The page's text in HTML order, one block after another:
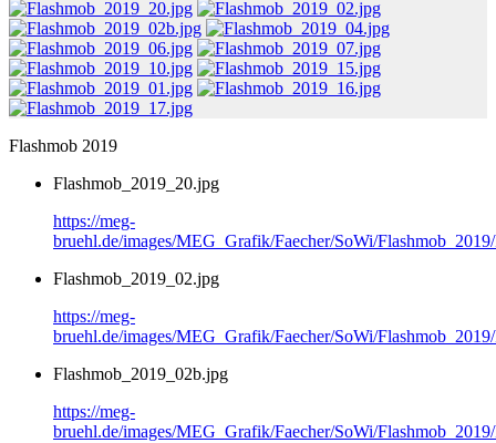
Flashmob 2019
Flashmob_2019_20.jpg
https://meg-
bruehl.de/images/MEG_Grafik/Faecher/SoWi/
Flashmob_2019_02.jpg
https://meg-
bruehl.de/images/MEG_Grafik/Faecher/SoWi/
Flashmob_2019_02b.jpg
https://meg-
bruehl.de/images/MEG_Grafik/Faecher/SoWi/